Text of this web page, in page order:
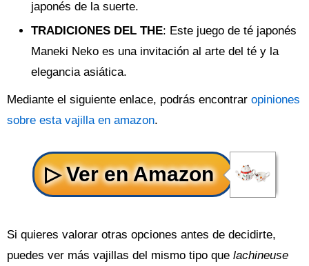
japonés de la suerte.
TRADICIONES DEL THE: Este juego de té japonés
Maneki Neko es una invitación al arte del té y la
elegancia asiática.
Mediante el siguiente enlace, podrás encontrar opiniones
sobre esta vajilla en amazon.
Si quieres valorar otras opciones antes de decidirte,
puedes ver más vajillas del mismo tipo que lachineuse